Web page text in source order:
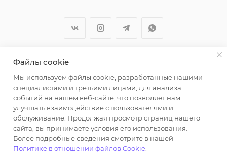
2026 © ООО "Вайт Текстиль групп"
Любая информация на сайте носит справочный
характер и не является публичной офертой
определяемой положениями пункта 2 статьи 437
Гражданского кодекса Российской Федерации.
Использование любых материалов, опубликованных
на https://opt-milena.ru, допустимо только при
наличии письменного разрешения редакции и
Файлы cookie
Мы используем файлы cookie, разработанные нашими
специалистами и третьими лицами, для анализа
событий на нашем веб-сайте, что позволяет нам
улучшать взаимодействие с пользователями и
обслуживание. Продолжая просмотр страниц нашего
сайта, вы принимаете условия его использования.
Более подробные сведения смотрите в нашей
Политике в отношении файлов Cookie